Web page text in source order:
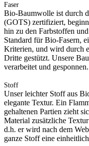
Faser
Bio-Baumwolle ist durch
(GOTS) zertifiziert,
hin zu den Farbstoffen
Standard für Bio-Fasern,
Kriterien, und wird durch
Dritte gestützt. Unsere
verarbeitet und gesponnen.
Stoff
Unser leichter Stoff aus
elegante Textur. Ein
gehaltenen Partien zieht
Material zusätzliche
d.h. er wird nach dem
ganze Stoff eine